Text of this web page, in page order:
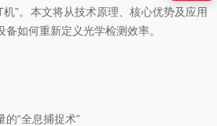
”。本文将从技术原理、核心优势及应用
如何重新定义光学检测效率。
“全息捕捉术”